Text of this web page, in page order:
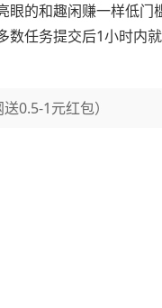
的和趣闲赚一样低门
数任务提交后1小时内
0.5-1元红包）